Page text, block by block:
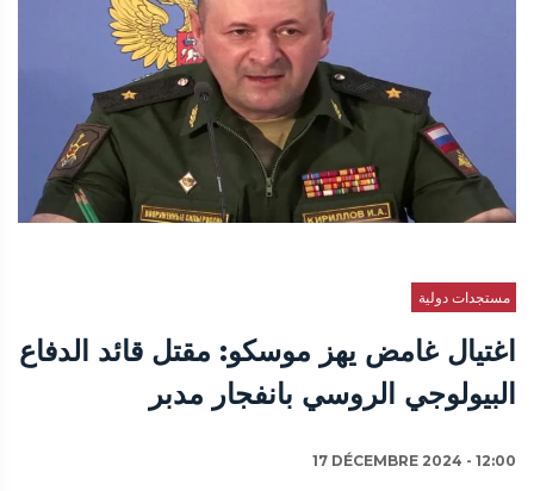
مستجدات دولية
اغتيال غامض يهز موسكو: مقتل قائد الدفاع
البيولوجي الروسي بانفجار مدبر
17 DÉCEMBRE 2024 - 12:00